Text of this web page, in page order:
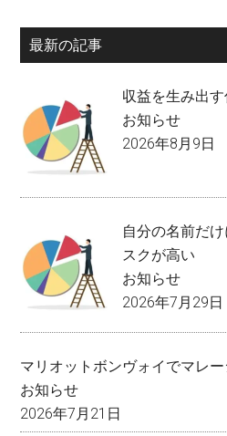
最新の記事
収益を生み出
お知らせ
2026年8月9日
自分の名前だ
スクが高い
お知らせ
2026年7月29日
マリオットボンヴォイでマレ
お知らせ
2026年7月21日